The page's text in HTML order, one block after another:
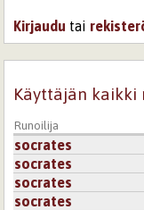
Kirjaudu tai
Käyttäjän kaikki
Runoilija
socrates
socrates
socrates
socrates